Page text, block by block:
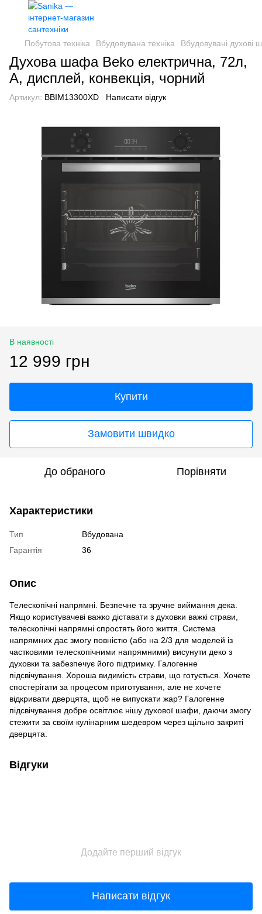
Побутова техніка Вбудовувана техніка Вбудовувані духові
Духова шафа Beko електрична, 72л,
A, дисплей, конвекція, чорний
Артикул: BBIM13300XD Написати відгук
В наявності
12 999 грн
Купити
Замовити швидко
До обраного Порівняти
Характеристики
Тип
Вбудована
Гарантія
36
Опис
Телескопічні напрямні. Безпечне та зручне виймання дека.
Якщо користувачеві важко діставати з духовки важкі страви,
телескопічні напрямні спростять його життя. Система
напрямних дає змогу повністю (або на 2/3 для моделей із
частковими телескопічними напрямними) висунути деко з
духовки та забезпечує його підтримку. Галогенне
підсвічування. Хороша видимість страви, що готується. Хочете
спостерігати за процесом приготування, але не хочете
відкривати дверцята, щоб не випускати жар? Галогенне
підсвічування добре освітлює нішу духової шафи, даючи змогу
стежити за своїм кулінарним шедевром через щільно закриті
дверцята.
Відгуки
Додайте перший відгук
Написати відгук